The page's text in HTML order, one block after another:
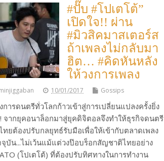
#ปั๊บ #โปเตโต้”
เปิดใจ!! ผ่าน
#มิวสิคมาสเตอร์ส
ถ้าเพลงไม่กลับมา
ฮิต… #คิดหันหลัง
ให้วงการเพลง
10/01/2017 Gossips
การดนตรีทั่วโลกก้าวเข้าสู่การเปลี่ยนแปลงครั้งยิ่ง
จากยุคอนาล็อกมาสู่ยุคดิจิตอลจึงทำให้ธุรกิจดนตรี
ทยต้องปรับกลยุทธ์รับมือเพื่อให้เข้ากับตลาดเพลง
บัน...ไม่เว้นแม้แต่วงป๊อบร็อกสัญชาติไทยอย่าง
(โปเตโต้) ที่ต้องปรับทิศทางในการทำงาน